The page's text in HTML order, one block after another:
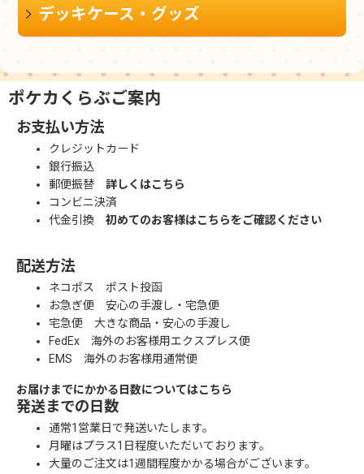
デッキケース・グッズ
ポケカくらぶご案内
お支払い方法
クレジットカード
銀行振込
郵便振替 詳しくはこちら
コンビニ決済
代金引換 初めてのお客様はこちらをご確認ください
配送方法
ネコポス ポスト投函
お急ぎ便 安心の手渡し・宅急便
宅急便 大きな商品・安心の手渡し
FedEx 海外のお客様用エクスプレス便
EMS 海外のお客様用通常便
お届けまでにかかる日数についてはこちら
発送までの日数
通常1営業日で発送いたします。
月曜はプラス1日程度いただいております。
大量のご注文は1週間程度かかる場合がございます。